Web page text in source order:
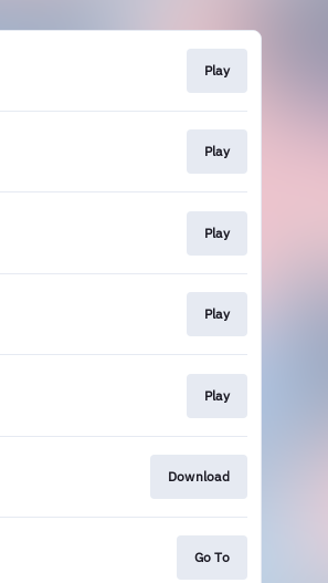
Play
Play
Play
Play
Play
Download
Go To